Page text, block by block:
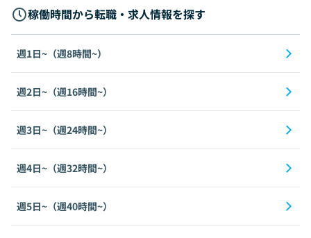
稼働時間から転職・求人情報を探す
週1日~（週8時間~）
週2日~（週16時間~）
週3日~（週24時間~）
週4日~（週32時間~）
週5日~（週40時間~）